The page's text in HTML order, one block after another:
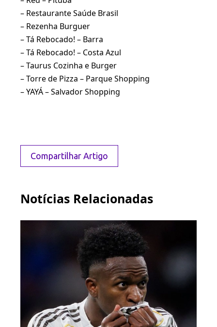
– Restaurante Saúde Brasil
– Rezenha Burguer
– Tá Rebocado! – Barra
– Tá Rebocado! – Costa Azul
– Taurus Cozinha e Burger
– Torre de Pizza – Parque Shopping
– YAYÁ – Salvador Shopping
Compartilhar Artigo
Notícias Relacionadas